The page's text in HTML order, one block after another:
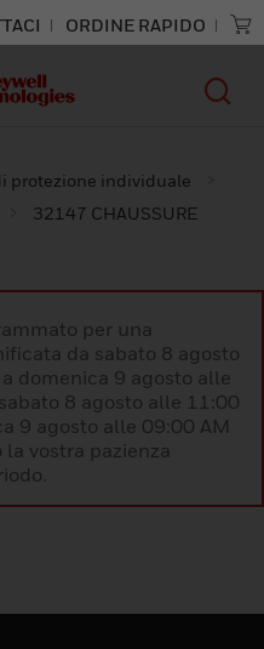
ORDINE RAPIDO
protezione individuale
32147 CHAUSSURE
per una
da sabato 8 agosto
domenica 9 agosto alle
8 agosto alle 11:00
9 agosto alle 09:00 AM
la vostra pazienza